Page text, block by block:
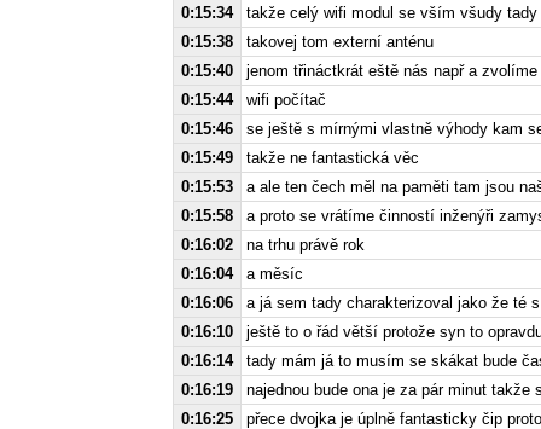
0:15:34
takže celý wifi modul se vším všudy
0:15:38
takovej tom externí anténu
0:15:40
jenom třináctkrát eště nás např a
0:15:44
wifi počítač
0:15:46
se ještě s mírnými vlastně výhody kam
0:15:49
takže ne fantastická věc
0:15:53
a ale ten čech měl na paměti tam jsou
0:15:58
a proto se vrátíme činností inženýři
0:16:02
na trhu právě rok
0:16:04
a měsíc
0:16:06
a já sem tady charakterizoval jako že té
0:16:10
ještě to o řád větší protože syn to
0:16:14
tady mám já to musím se skákat bude
0:16:19
najednou bude ona je za pár minut takže
0:16:25
přece dvojka je úplně fantasticky čip